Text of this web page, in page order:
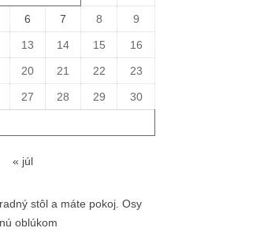
6 7 8 9
13 14 15 16
20 21 22 23
27 28 29 30
« júl
stôl a máte pokoj. Osy
oblúkom